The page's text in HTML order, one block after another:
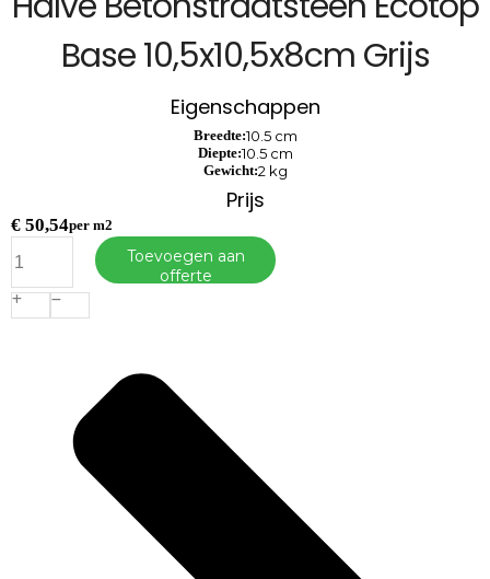
Base 10,5x10,5x8cm Grijs
Eigenschappen
Breedte:10.5 cm
Diepte:10.5 cm
Gewicht:2 kg
Prijs
€ 50,54per m2
Betonstraatsteen
Ecotop
Base
10,5x10,5x8cm
Toevoegen aan
offerte